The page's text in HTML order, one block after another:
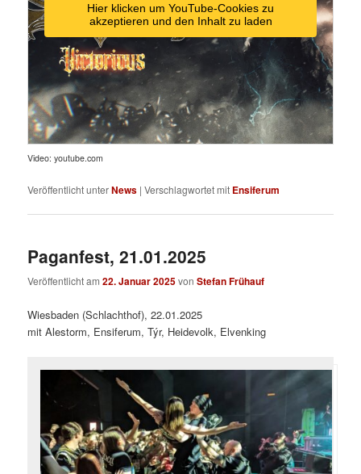
Hier klicken um YouTube-Cookies zu
akzeptieren und den Inhalt zu laden
Video: youtube.com
Veröffentlicht unterNews |Verschlagwortet mit Ensiferum
Paganfest, 21.01.2025
Veröffentlicht am22. Januar 2025vonStefan Frühauf
Wiesbaden (Schlachthof), 22.01.2025
mit Alestorm, Ensiferum, Týr, Heidevolk, Elvenking